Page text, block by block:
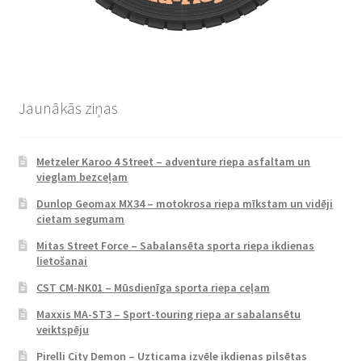
Jaunākās ziņas
Metzeler Karoo 4 Street – adventure riepa asfaltam un
vieglam bezceļam
Dunlop Geomax MX34 – motokrosa riepa mīkstam un vidēji
cietam segumam
Mitas Street Force – Sabalansēta sporta riepa ikdienas
lietošanai
CST CM-NK01 – Mūsdienīga sporta riepa ceļam
Maxxis MA-ST3 – Sport-touring riepa ar sabalansētu
veiktspēju
Pirelli City Demon – Uzticama izvēle ikdienas pilsētas